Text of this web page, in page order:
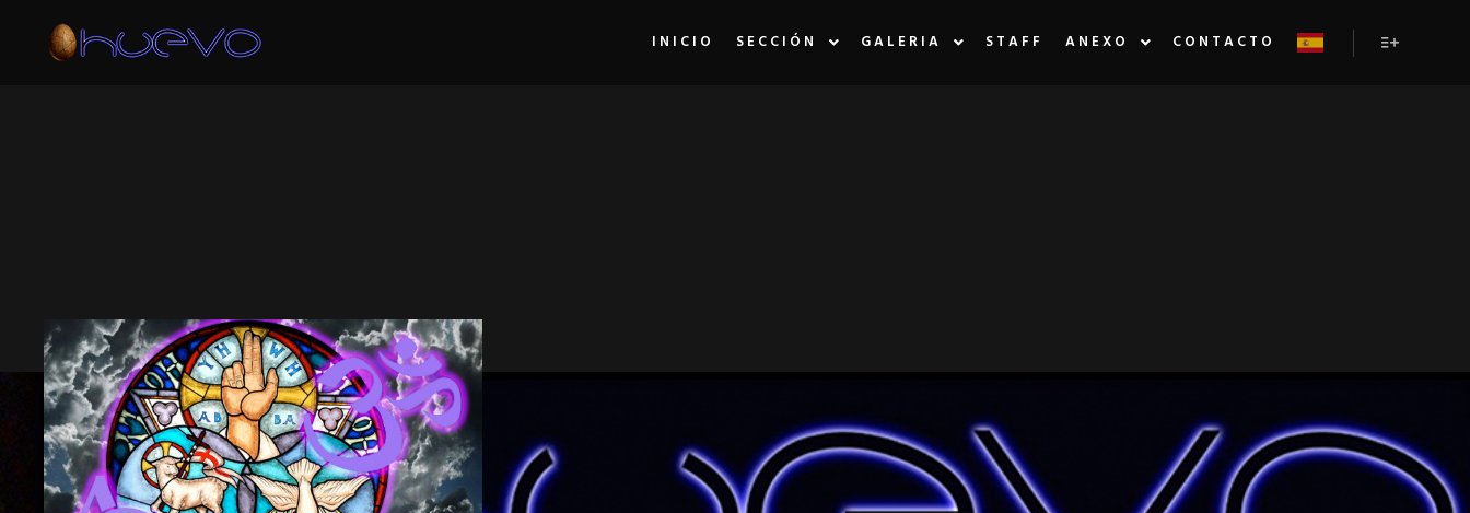
INICIO SECCIÓN GALERIA STAFF ANEXO CONTACTO